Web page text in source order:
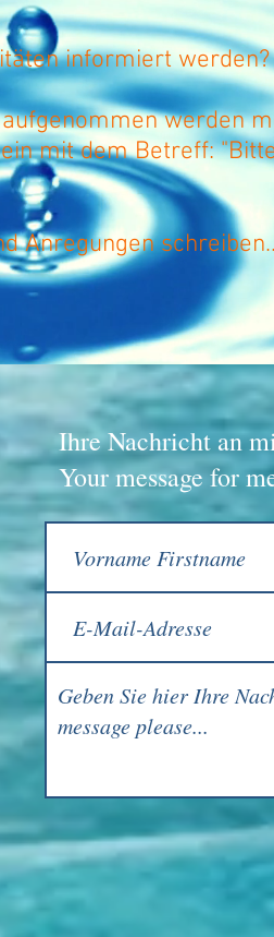
informiert
werden
mit dem Betreff:
Anregungen
Ihre Nachricht an
Your message for